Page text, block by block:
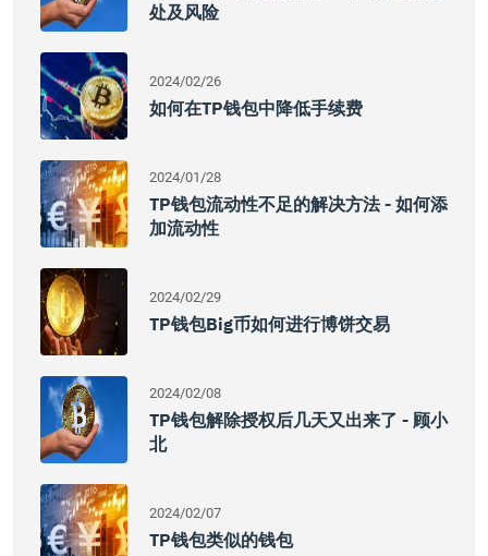
处及风险
2024/02/26
如何在TP钱包中降低手续费
2024/01/28
TP钱包流动性不足的解决方法 - 如何添
加流动性
2024/02/29
TP钱包Big币如何进行博饼交易
2024/02/08
TP钱包解除授权后几天又出来了 - 顾小
北
2024/02/07
TP钱包类似的钱包